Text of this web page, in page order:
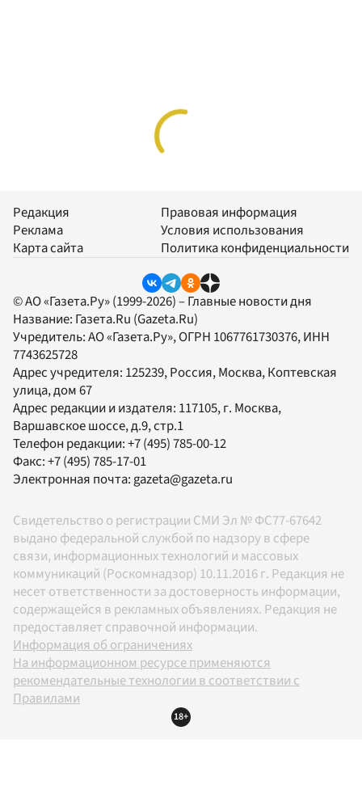
Редакция
Реклама
Карта сайта
Правовая информация
Условия использования
Политика конфиденциальности
© АО «Газета.Ру» (1999-2026) – Главные новости дня
Название: Газета.Ru (Gazeta.Ru)
Учредитель:АО «Газета.Ру», ОГРН 1067761730376, ИНН
7743625728
Адрес учредителя: 125239, Россия, Москва, Коптевская
улица, дом 67
Адрес редакции и издателя: 117105, г. Москва,
Варшавское шоссе, д.9, стр.1
Телефон редакции:+7 (495) 785-00-12
Факс:+7 (495) 785-17-01
Электронная почта:gazeta@gazeta.ru
Свидетельство о регистрации СМИ Эл № ФС77-67642
выдано федеральной службой по надзору в сфере
связи, информационных технологий и массовых
коммуникаций (Роскомнадзор) 10.11.2016 г. Редакция не
несет ответственности за достоверность информации,
содержащейся в рекламных объявлениях. Редакция не
предоставляет справочной информации.
Информация об ограничениях
На информационном ресурсе применяются
рекомендательные технологии в соответствии с
Правилами
18+